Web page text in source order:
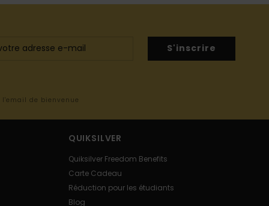
S'inscrire
de bienvenue
QUIKSILVER
Quiksilver Freedom Benefits
Carte Cadeau
Réduction pour les étudiants
Blog